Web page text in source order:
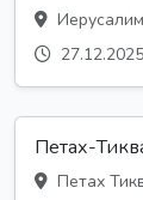
Иерусалим
27.12.2025
Петах-
Петах